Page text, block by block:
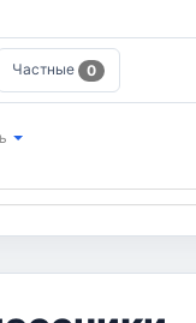
Частные 0